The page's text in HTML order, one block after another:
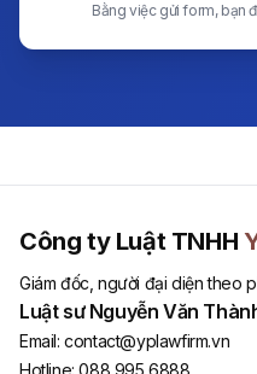
Bằng việc gửi form, bạn
Công ty Luật TNHH
Giám đốc, người đại diện theo
Luật sư Nguyễn Văn
Email: contact@yplawfirm.vn
Hotline: 088 995 6888